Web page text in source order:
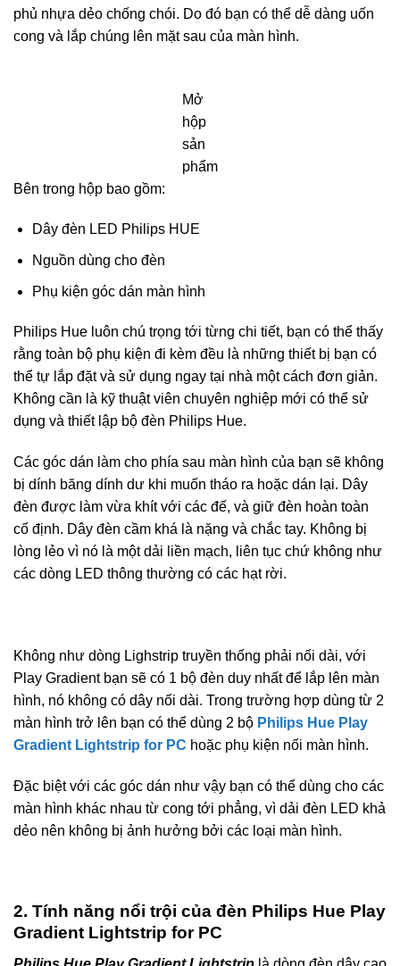
phủ nhựa dẻo chống chói. Do đó bạn có thể dễ dàng uốn
cong và lắp chúng lên mặt sau của màn hình.
Mở
hộp
sản
phẩm
Bên trong hộp bao gồm:
Dây đèn LED Philips HUE
Nguồn dùng cho đèn
Phụ kiện góc dán màn hình
Philips Hue luôn chú trọng tới từng chi tiết, bạn có thể thấy
rằng toàn bộ phụ kiện đi kèm đều là những thiết bị bạn có
thể tự lắp đặt và sử dụng ngay tại nhà một cách đơn giản.
Không cần là kỹ thuật viên chuyên nghiệp mới có thể sử
dụng và thiết lập bộ đèn Philips Hue.
Các góc dán làm cho phía sau màn hình của bạn sẽ không
bị dính băng dính dư khi muốn tháo ra hoặc dán lại. Dây
đèn được làm vừa khít với các đế, và giữ đèn hoàn toàn
cố định. Dây đèn cầm khá là nặng và chắc tay. Không bị
lòng lẻo vì nó là một dải liền mạch, liên tục chứ không như
các dòng LED thông thường có các hạt rời.
Không như dòng Lighstrip truyền thống phải nối dài, với
Play Gradient bạn sẽ có 1 bộ đèn duy nhất để lắp lên màn
hình, nó không có dây nối dài. Trong trường hợp dùng từ 2
màn hình trở lên bạn có thể dùng 2 bộ Philips Hue Play
Gradient Lightstrip for PC hoặc phụ kiện nối màn hình.
Đặc biệt với các góc dán như vậy bạn có thể dùng cho các
màn hình khác nhau từ cong tới phẳng, vì dải đèn LED khả
dẻo nên không bị ảnh hưởng bởi các loại màn hình.
2. Tính năng nổi trội của đèn Philips Hue Play
Gradient Lightstrip for PC